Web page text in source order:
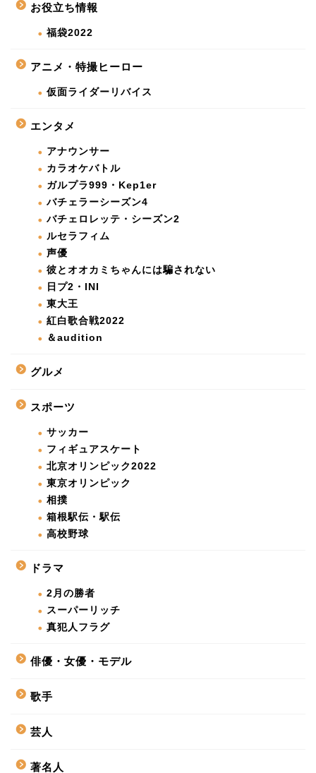
お役立ち情報
福袋2022
アニメ・特撮ヒーロー
仮面ライダーリバイス
エンタメ
アナウンサー
カラオケバトル
ガルプラ999・Kep1er
バチェラーシーズン4
バチェロレッテ・シーズン2
ルセラフィム
声優
彼とオオカミちゃんには騙されない
日プ2・INI
東大王
紅白歌合戦2022
＆audition
グルメ
スポーツ
サッカー
フィギュアスケート
北京オリンピック2022
東京オリンピック
相撲
箱根駅伝・駅伝
高校野球
ドラマ
2月の勝者
スーパーリッチ
真犯人フラグ
俳優・女優・モデル
歌手
芸人
著名人